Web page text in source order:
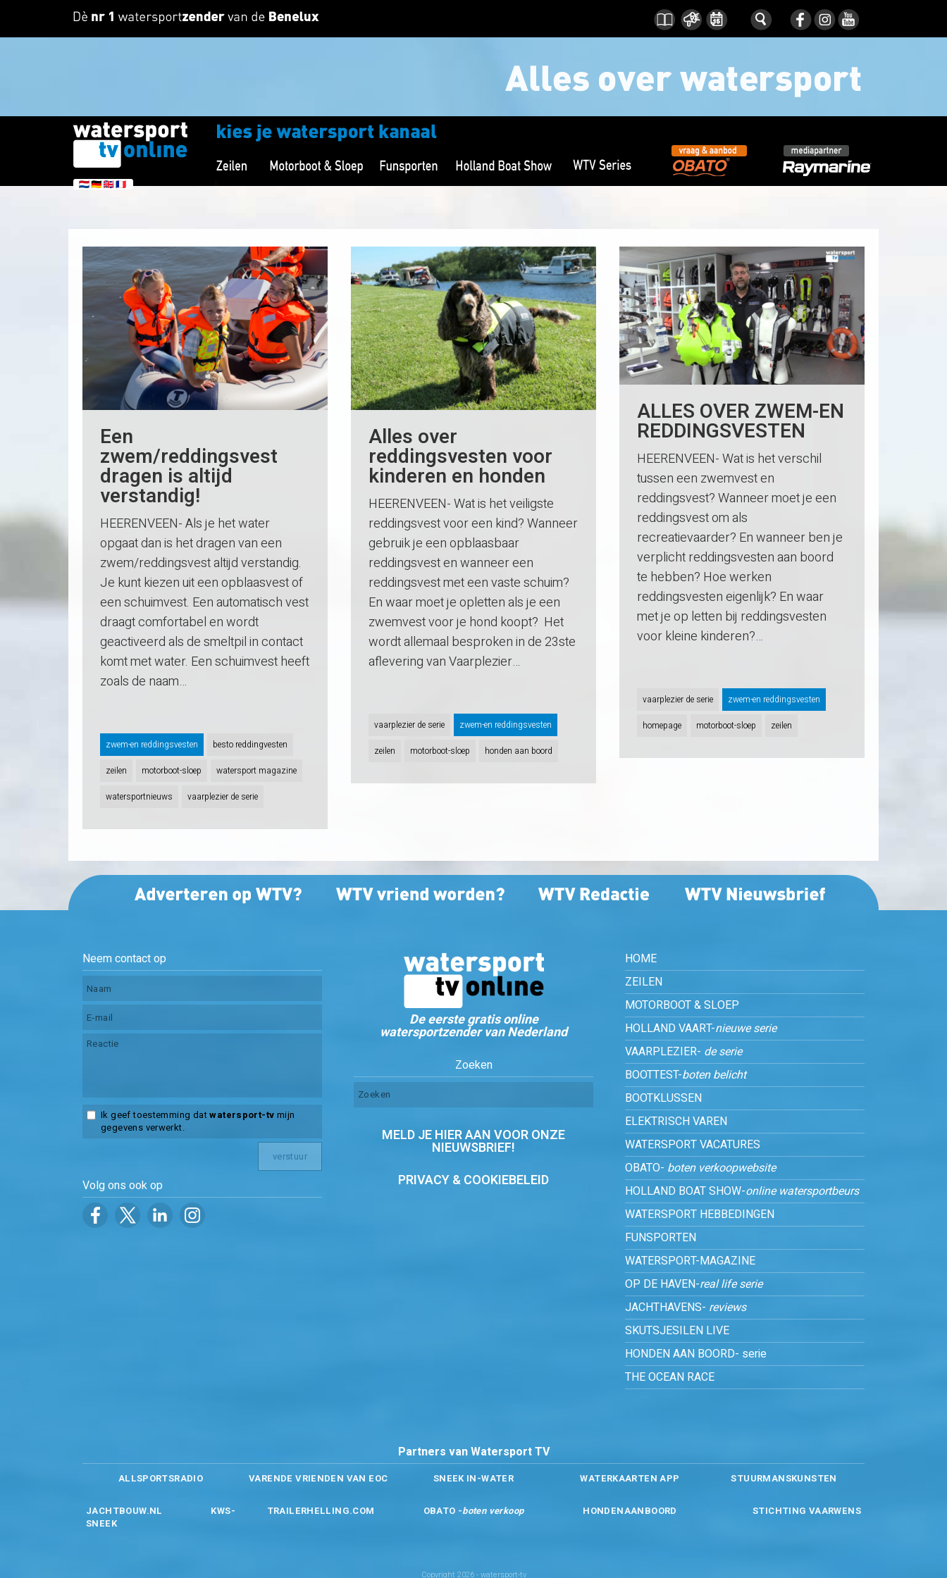
Een
zwem/reddingsvest
dragen is altijd
verstandig!
HEERENVEEN- Als je het water
opgaat dan is het dragen van een
zwem/reddingsvest altijd verstandig.
Je kunt kiezen uit een opblaasvest of
een schuimvest. Een automatisch vest
draagt comfortabel en wordt
geactiveerd als de smeltpil in contact
komt met water. Een schuimvest heeft
zoals de naam…
zwem-en reddingsvesten besto reddingvesten
zeilen motorboot-sloep watersport magazine
watersportnieuws vaarplezier de serie
Alles over
reddingsvesten voor
kinderen en honden
HEERENVEEN- Wat is het veiligste
reddingsvest voor een kind? Wanneer
gebruik je een opblaasbaar
reddingsvest en wanneer een
reddingsvest met een vaste schuim?
En waar moet je opletten als je een
zwemvest voor je hond koopt? Het
wordt allemaal besproken in de 23ste
aflevering van Vaarplezier…
vaarplezier de serie zwem-en reddingsvesten
zeilen motorboot-sloep honden aan boord
ALLES OVER ZWEM-EN
REDDINGSVESTEN
HEERENVEEN- Wat is het verschil
tussen een zwemvest en
reddingsvest? Wanneer moet je een
reddingsvest om als
recreatievaarder? En wanneer ben je
verplicht reddingsvesten aan boord
te hebben? Hoe werken
reddingsvesten eigenlijk? En waar
met je op letten bij reddingsvesten
voor kleine kinderen?…
vaarplezier de serie zwem-en reddingsvesten
homepage motorboot-sloep zeilen
Neem contact op
Ik geef toestemming datwatersport-tv mijn
gegevens verwerkt.
Volg ons ook op
De eerste gratis online
watersportzender van Nederland
Zoeken
MELD JE HIER AAN VOOR ONZE
NIEUWSBRIEF!
PRIVACY & COOKIEBELEID
HOME
ZEILEN
MOTORBOOT & SLOEP
HOLLAND VAART-nieuwe serie
VAARPLEZIER- de serie
BOOTTEST-boten belicht
BOOTKLUSSEN
ELEKTRISCH VAREN
WATERSPORT VACATURES
OBATO- boten verkoopwebsite
HOLLAND BOAT SHOW-online watersportbeurs
WATERSPORT HEBBEDINGEN
FUNSPORTEN
WATERSPORT-MAGAZINE
OP DE HAVEN-real life serie
JACHTHAVENS- reviews
SKUTSJESILEN LIVE
HONDEN AAN BOORD- serie
THE OCEAN RACE
Partners van Watersport TV
ALLSPORTSRADIO VARENDE VRIENDEN VAN EOC SNEEK IN-WATER WATERKAARTEN APP STUURMANSKUNSTEN
JACHTBOUW.NL
KWS-
SNEEK
TRAILERHELLING.COM OBATO -boten verkoop HONDENAANBOORD STICHTING VAARWENS
Copyright 2026 - watersport-tv